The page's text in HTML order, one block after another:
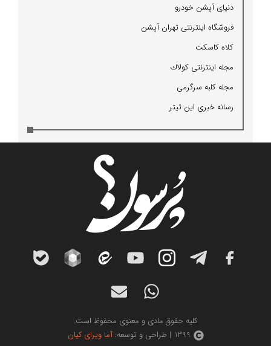
دنیای آپشن خودرو
فروشگاه اینترنتی تهران آپشن
كلاه كاسكت
مجله اینترنتی كولاك
مجله كلبه سرگرمی
رسانه خبری این تیتر
کلیه حقوق مادی و معنوی محفوظ است.
1399 | طراحی و توسعه:
آما ویرای کیان